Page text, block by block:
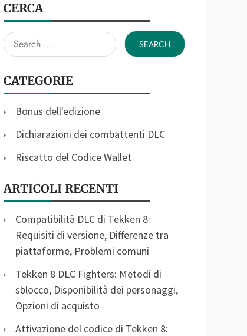
CERCA
Search
for:
CATEGORIE
Bonus dell'edizione
Dichiarazioni dei combattenti DLC
Riscatto del Codice Wallet
ARTICOLI RECENTI
Compatibilità DLC di Tekken 8:
Requisiti di versione, Differenze tra
piattaforme, Problemi comuni
Tekken 8 DLC Fighters: Metodi di
sblocco, Disponibilità dei personaggi,
Opzioni di acquisto
Attivazione del codice di Tekken 8: